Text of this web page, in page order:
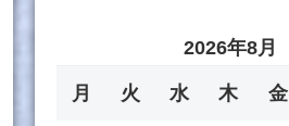
2026年8月
月 火 水 木 金